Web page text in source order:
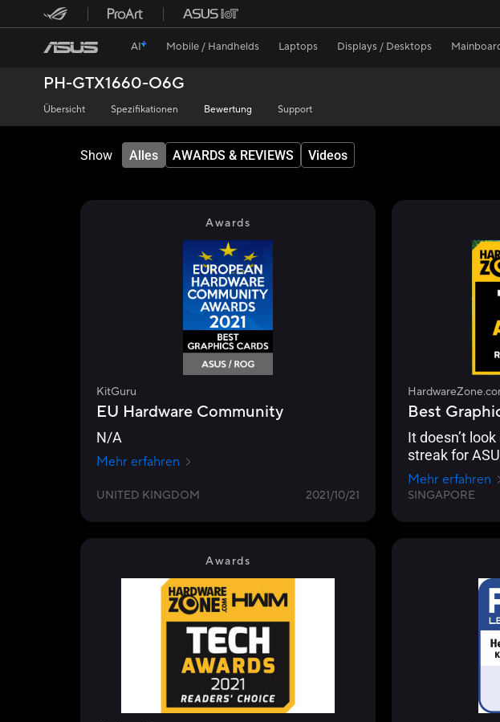
AI Mobile / Handhelds Laptops Displays / Desktops
PH-GTX1660-O6G
Übersicht Spezifikationen Bewertung Support
Show Alles AWARDS & REVIEWS Videos
Awards
KitGuru
EU Hardware Community
N/A
Mehr erfahren
UNITED KINGDOM 2021/10/21
Best
It doesn’t
streak for
are once
Graphics
Mehr erfahren
SINGAPORE
Awards